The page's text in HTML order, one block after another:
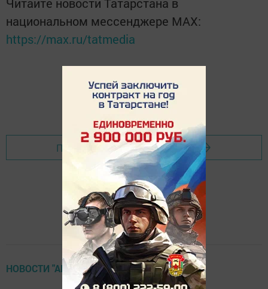
национальном мессенджере MАХ:
https://max.ru/tatmedia
Перейти на страницу новости
НОВОСТИ "АПАС ХЭБЭРЛЭРЕ"